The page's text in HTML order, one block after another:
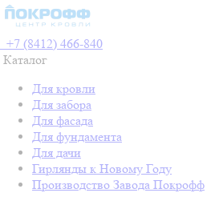
+7 (8412) 466-840
Каталог
Для кровли
Для забора
Для фасада
Для фундамента
Для дачи
Гирлянды к Новому Году
Производство Завода Покрофф